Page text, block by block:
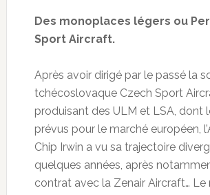
Des monoplaces légers ou
Sport Aircraft.
Après avoir dirigé par le passé la
tchécoslovaque Czech Sport
produisant des ULM et LSA, dont
prévus pour le marché européen,
Chip Irwin a vu sa trajectoire
quelques années, après
contrat avec la Zenair Aircraft… Le